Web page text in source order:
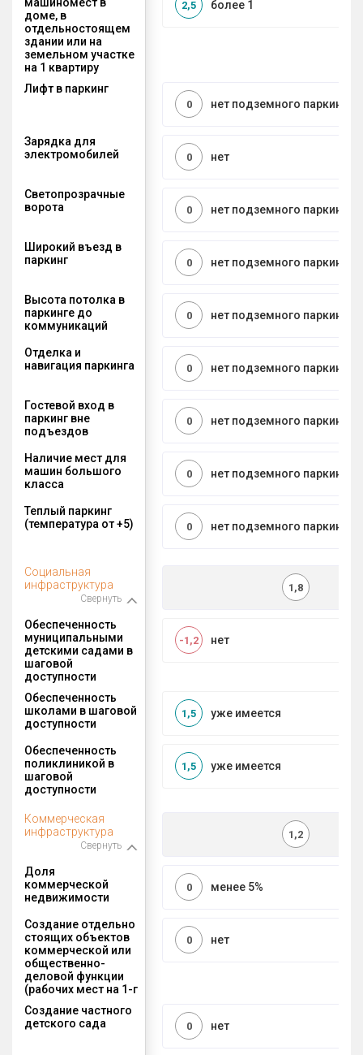
доме, в
отдельностоящем
здании или на
земельном участке
на 1 квартиру
более 1
2,5
Лифт в паркинг
нет подземного паркинга
0
Зарядка для
электромобилей
нет
0
Светопрозрачные
ворота
нет подземного паркинга
0
Широкий въезд в
паркинг
нет подземного паркинга
0
Высота потолка в
паркинге до
коммуникаций
нет подземного паркинга
0
Отделка и
навигация паркинга
нет подземного паркинга
0
Гостевой вход в
паркинг вне
подъездов
нет подземного паркинга
0
Наличие мест для
машин большого
класса
нет подземного паркинга
0
Теплый паркинг
(температура от +5)
нет подземного паркинга
0
Социальная
инфраструктура
Свернуть
1,8
Обеспеченность
муниципальными
детскими садами в
шаговой
доступности
нет
-1,2
Обеспеченность
школами в шаговой
доступности
уже имеется
1,5
Обеспеченность
поликлиникой в
шаговой
доступности
уже имеется
1,5
Коммерческая
инфраструктура
Свернуть
1,2
Доля
коммерческой
недвижимости
менее 5%
0
Создание отдельно
стоящих объектов
коммерческой или
общественно-
деловой функции
(рабочих мест на 1-г
нет
0
Создание частного
детского сада
нет
0